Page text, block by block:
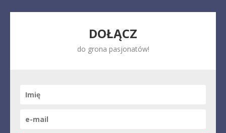
DOŁĄCZ
do grona pasjonatów!